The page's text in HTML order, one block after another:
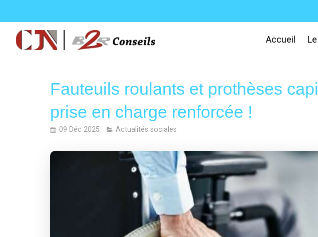
Accueil
Fauteuils roulants et prothèses
prise en charge renforcée !
09 Déc 2025 Actualités sociales